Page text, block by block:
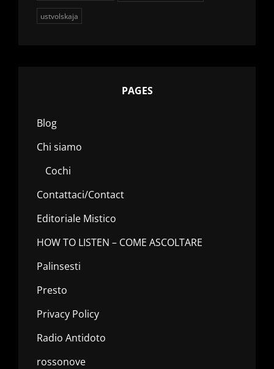
ustvolskaja
PAGES
Blog
Chi siamo
Cochi
Contattaci/Contact
Editoriale Mistico
HOW TO LISTEN – COME ASCOLTARE
Palinsesti
Presto
Privacy Policy
Radio Antidoto
rossonove